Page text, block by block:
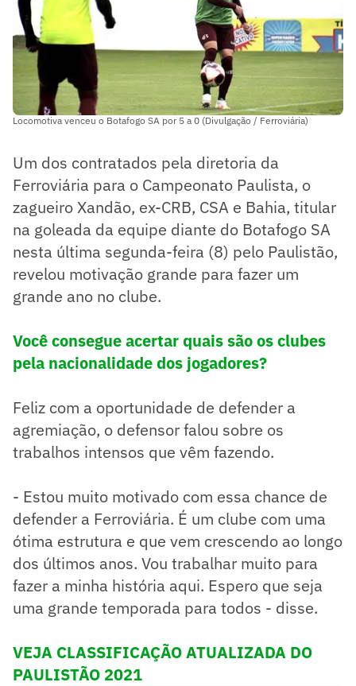
Locomotiva venceu o Botafogo SA por 5 a 0 (Divulgação / Ferroviária)
Um dos contratados pela diretoria da
Ferroviária para o Campeonato Paulista, o
zagueiro Xandão, ex-CRB, CSA e Bahia, titular
na goleada da equipe diante do Botafogo SA
nesta última segunda-feira (8) pelo Paulistão,
revelou motivação grande para fazer um
grande ano no clube.
Você consegue acertar quais são os clubes
pela nacionalidade dos jogadores?
Feliz com a oportunidade de defender a
agremiação, o defensor falou sobre os
trabalhos intensos que vêm fazendo.
- Estou muito motivado com essa chance de
defender a Ferroviária. É um clube com uma
ótima estrutura e que vem crescendo ao longo
dos últimos anos. Vou trabalhar muito para
fazer a minha história aqui. Espero que seja
uma grande temporada para todos - disse.
VEJA CLASSIFICAÇÃO ATUALIZADA DO
PAULISTÃO 2021